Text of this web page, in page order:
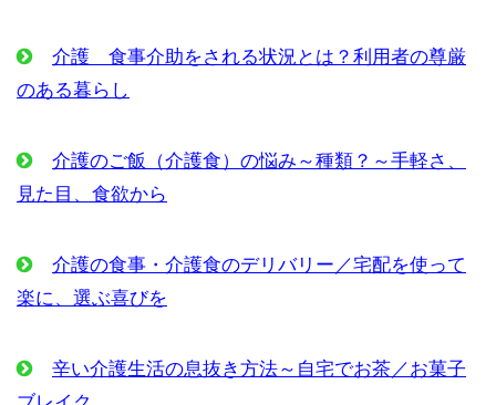
介護 食事介助をされる状況とは？利用者の尊厳
のある暮らし
介護のご飯（介護食）の悩み～種類？～手軽さ、
見た目、食欲から
介護の食事・介護食のデリバリー／宅配を使って
楽に、選ぶ喜びを
辛い介護生活の息抜き方法～自宅でお茶／お菓子